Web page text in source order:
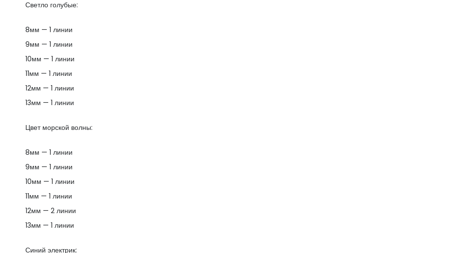
Светло голубые:
8мм — 1 линии
9мм — 1 линии
10мм — 1 линии
11мм — 1 линии
12мм — 1 линии
13мм — 1 линии
Цвет морской волны:
8мм — 1 линии
9мм — 1 линии
10мм — 1 линии
11мм — 1 линии
12мм — 2 линии
13мм — 1 линии
Синий электрик: